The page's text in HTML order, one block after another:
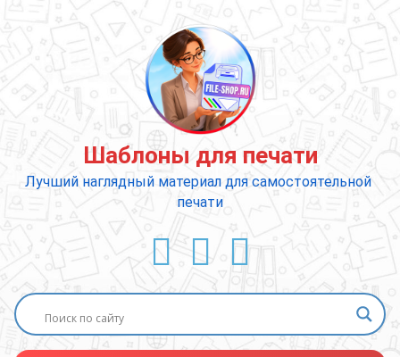
содержимому
Шаблоны для печати
Лучший наглядный материал для самостоятельной
печати
ВКонтакте
YouTube
E-mail